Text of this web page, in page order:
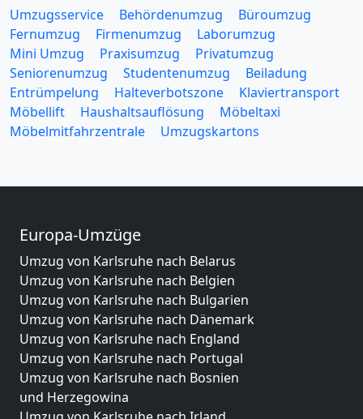
Umzugsservice Behördenumzug
Büroumzug
Fernumzug
Firmenumzug
Laborumzug
Mini Umzug
Praxisumzug
Privatumzug
Seniorenumzug
Studentenumzug
Beiladung
Entrümpelung
Halteverbotszone
Klaviertransport
Möbellift
Haushaltsauflösung
Möbeltaxi
Möbelmitfahrzentrale
Umzugskartons
Europa-Umzüge
Umzug von Karlsruhe nach Belarus
Umzug von Karlsruhe nach Belgien
Umzug von Karlsruhe nach Bulgarien
Umzug von Karlsruhe nach Dänemark
Umzug von Karlsruhe nach England
Umzug von Karlsruhe nach Portugal
Umzug von Karlsruhe nach Bosnien
und Herzegowina